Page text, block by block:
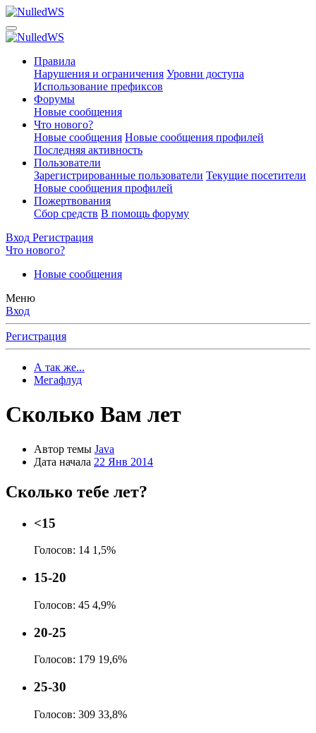
Правила
Нарушения и ограничения Уровни доступа
Использование префиксов
Форумы
Новые сообщения
Что нового?
Новые сообщения Новые сообщения профилей
Последняя активность
Пользователи
Зарегистрированные пользователи Текущие посетители
Новые сообщения профилей
Пожертвования
Сбор средств В помощь форуму
Вход Регистрация
Что нового?
Новые сообщения
Меню
Вход
Регистрация
А так же...
Мегафлуд
Сколько Вам лет
Автор темы Java
Дата начала 22 Янв 2014
Сколько тебе лет?
<15
Голосов: 14 1,5%
15-20
Голосов: 45 4,9%
20-25
Голосов: 179 19,6%
25-30
Голосов: 309 33,8%